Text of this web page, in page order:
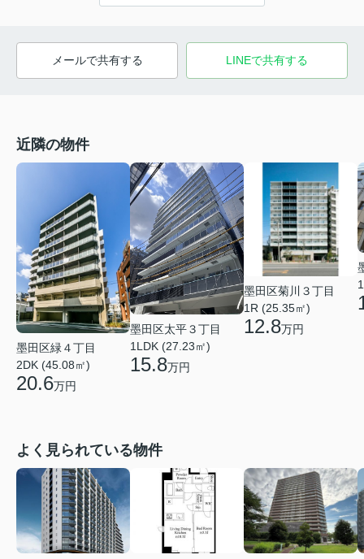
メールで共有する LINEで共有する
近隣の物件
墨田区緑４丁目
2DK (45.08㎡)
20.6万円
墨田区太平３丁目
1LDK (27.23㎡)
15.8万円
墨田区菊川３丁目
1R (25.35㎡)
12.8万円
よく見られている物件